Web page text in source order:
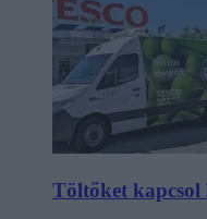
Töltőket kapcsol